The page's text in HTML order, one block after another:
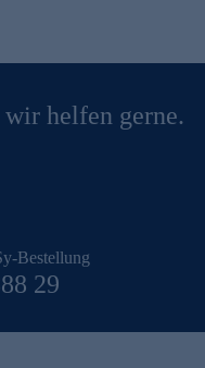
helfen gerne.
Bestellung
29